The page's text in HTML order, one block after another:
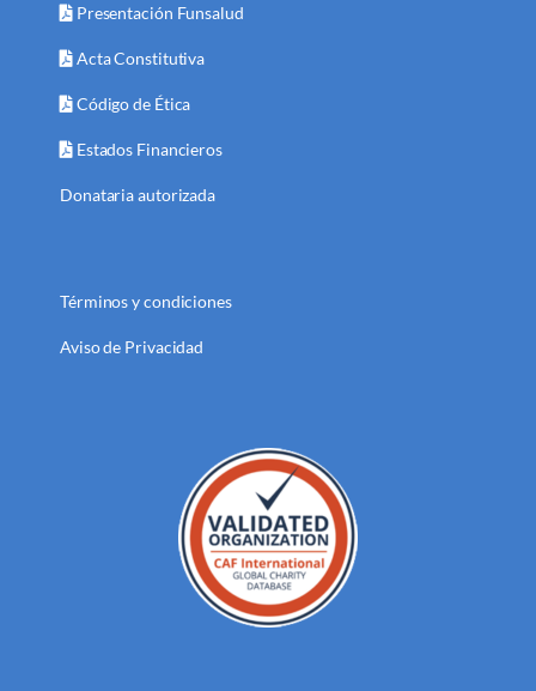
Presentación Funsalud
Acta Constitutiva
Código de Ética
Estados Financieros
Donataria autorizada
Términos y condiciones
Aviso de Privacidad